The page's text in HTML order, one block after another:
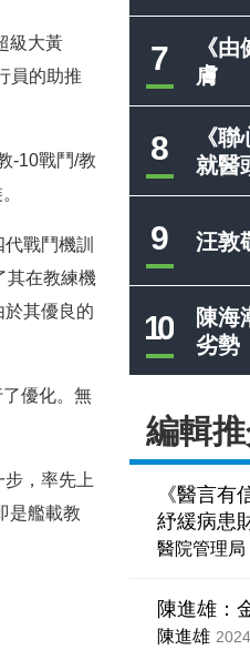
7
《
膚
8
《
就醫
9 汪敦
10
陳海
劣勢
編輯
《醫言
紓緩病患
醫院管理局
陳進雄：
陳進雄
級大黃
員的助推
-10戰鬥/教
戰鬥機訓
其在教練機
其優良的
優化。無
，率先上
是艦載教